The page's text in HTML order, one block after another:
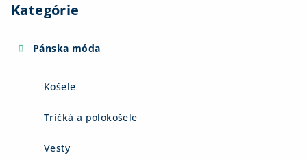
Kategórie
Pánska móda
Košele
Tričká a polokošele
Vesty